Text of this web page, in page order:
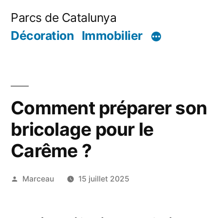
Parcs de Catalunya
Décoration Immobilier
Comment préparer son
bricolage pour le
Carême ?
Publié
Marceau 15 juillet 2025